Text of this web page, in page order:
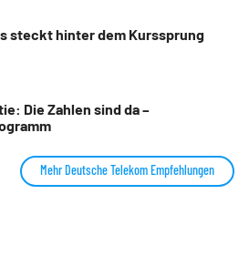
steckt hinter dem Kurssprung
Die Zahlen sind da –
Mehr Deutsche Telekom Empfehlungen